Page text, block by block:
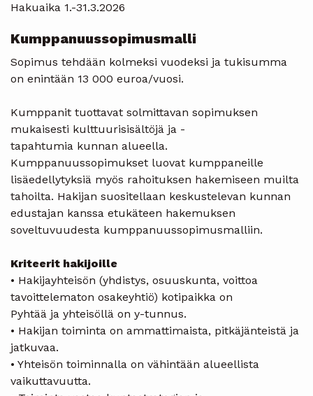
Hakuaika 1.-31.3.2026
Kumppanuussopimusmalli
Sopimus tehdään kolmeksi vuodeksi ja tukisumma
on enintään 13 000 euroa/vuosi.
Kumppanit tuottavat solmittavan sopimuksen
mukaisesti kulttuurisisältöjä ja -
tapahtumia kunnan alueella.
Kumppanuussopimukset luovat kumppaneille
lisäedellytyksiä myös rahoituksen hakemiseen muilta
tahoilta. Hakijan suositellaan keskustelevan kunnan
edustajan kanssa etukäteen hakemuksen
soveltuvuudesta kumppanuussopimusmalliin.
Kriteerit hakijoille
• Hakijayhteisön (yhdistys, osuuskunta, voittoa
tavoittelematon osakeyhtiö) kotipaikka on
Pyhtää ja yhteisöllä on y-tunnus.
• Hakijan toiminta on ammattimaista, pitkäjänteistä ja
jatkuvaa.
• Yhteisön toiminnalla on vähintään alueellista
vaikuttavuutta.